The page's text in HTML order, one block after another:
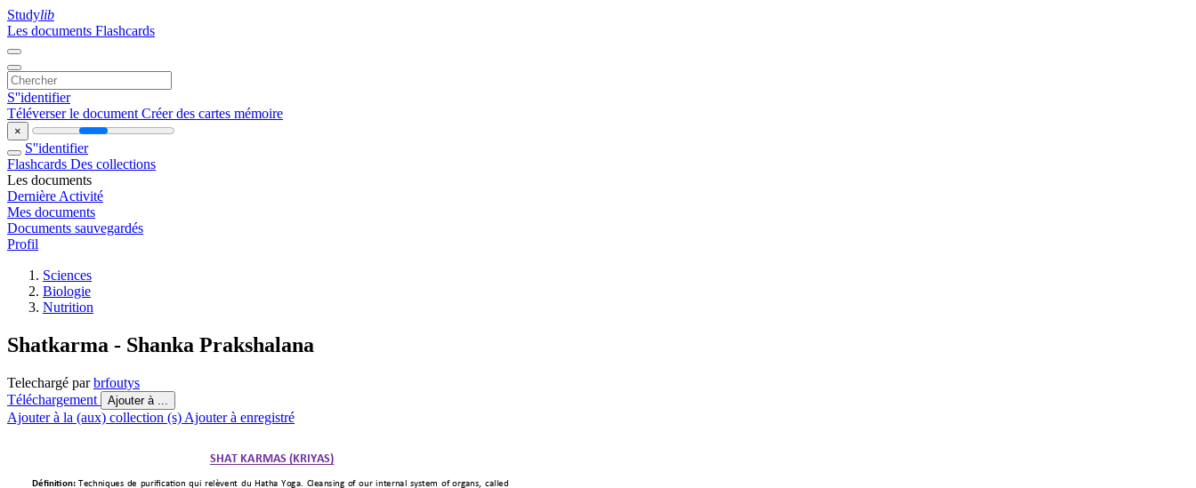
Studylib
Les documents Flashcards
S''identifier
Téléverser le document Créer des cartes mémoire
×
S''identifier
Flashcards Des collections
Les documents
Dernière Activité
Mes documents
Documents sauvegardés
Profil
Sciences
Biologie
Nutrition
Shatkarma - Shanka Prakshalana
Telechargé parbrfoutys
Téléchargement
Ajouter à ...
Ajouter à la (aux) collection (s) Ajouter à enregistré
SHAT KARMAS (KRIYAS)
Définition: Techniques de purification qui relèvent du Hatha Yoga. Cleansing of our internal system of organs, called